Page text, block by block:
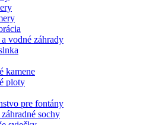
a vodné záhrady
kamene
ploty
pre fontány
sochy